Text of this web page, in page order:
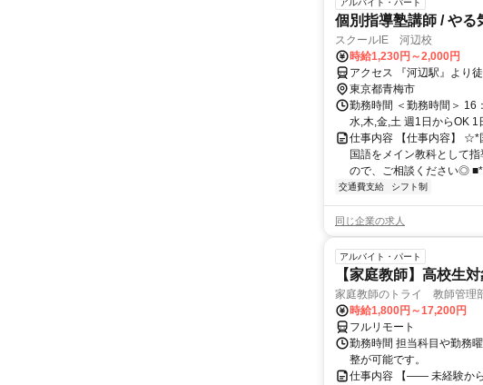
アルバイト・パート
個別指導塾講師 / やる
スクールIE 河辺校
時給1,230円～2,000円
アクセス 『河辺駅』より
東京都青梅市
勤務時間 ＜勤務時間＞ 16
水,木,金,土 週1日からOK
仕事内容 【仕事内容】
国語をメイン教科として
ので、ご相談ください◎
交通費支給 シフト制
同じ企業の求人
アルバイト・パート
【家庭教師】高校生
家庭教師のトライ 教師管理
時給1,800円～17,200円
フルリモート
勤務時間 担当科目や勤務
整が可能です。
仕事内容 【―― 未経験か